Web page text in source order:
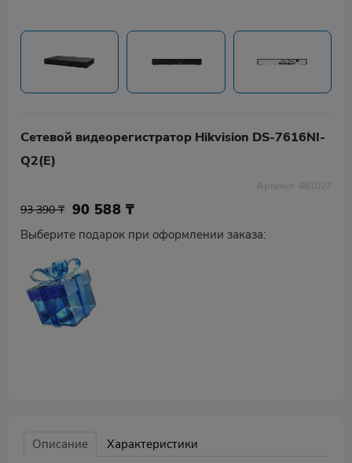
Сетевой видеорегистратор Hikvision DS-7616NI-
Q2(E)
Артикул: 481027
93 390 ₸ 90 588 ₸
Выберите подарок при оформлении заказа:
Описание Характеристики